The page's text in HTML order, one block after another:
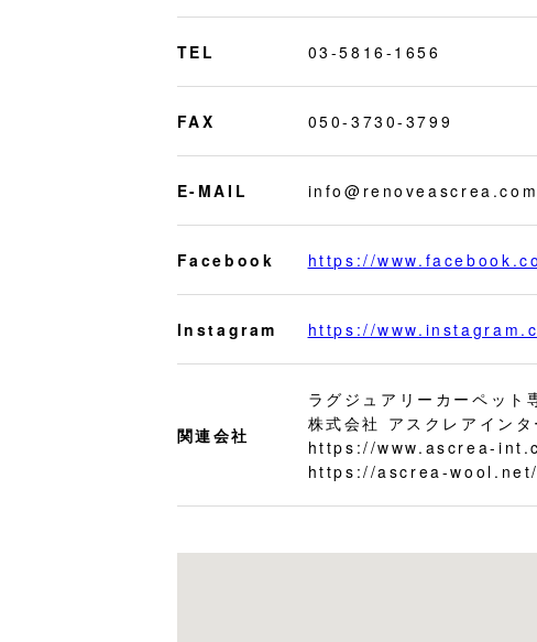
TEL 03-5816-1656
FAX 050-3730-3799
E-MAIL info@renoveascrea.com
Facebook https://
Instagram https://
関連会社
ラグジュアリーカーペット
株式会社 アスクレアイン
https://www.ascrea-
https://ascrea-wool.net/